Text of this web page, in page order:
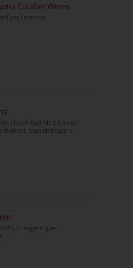
Catalan Wines
i valoren
i ha arribat als 2,8 litres
creixent, especialment a
i s'espera que